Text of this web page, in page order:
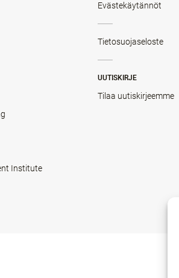
Institute
Evästekäytännöt
Tietosuojaseloste
UUTISKIRJE
Tilaa uutiskirjeemme